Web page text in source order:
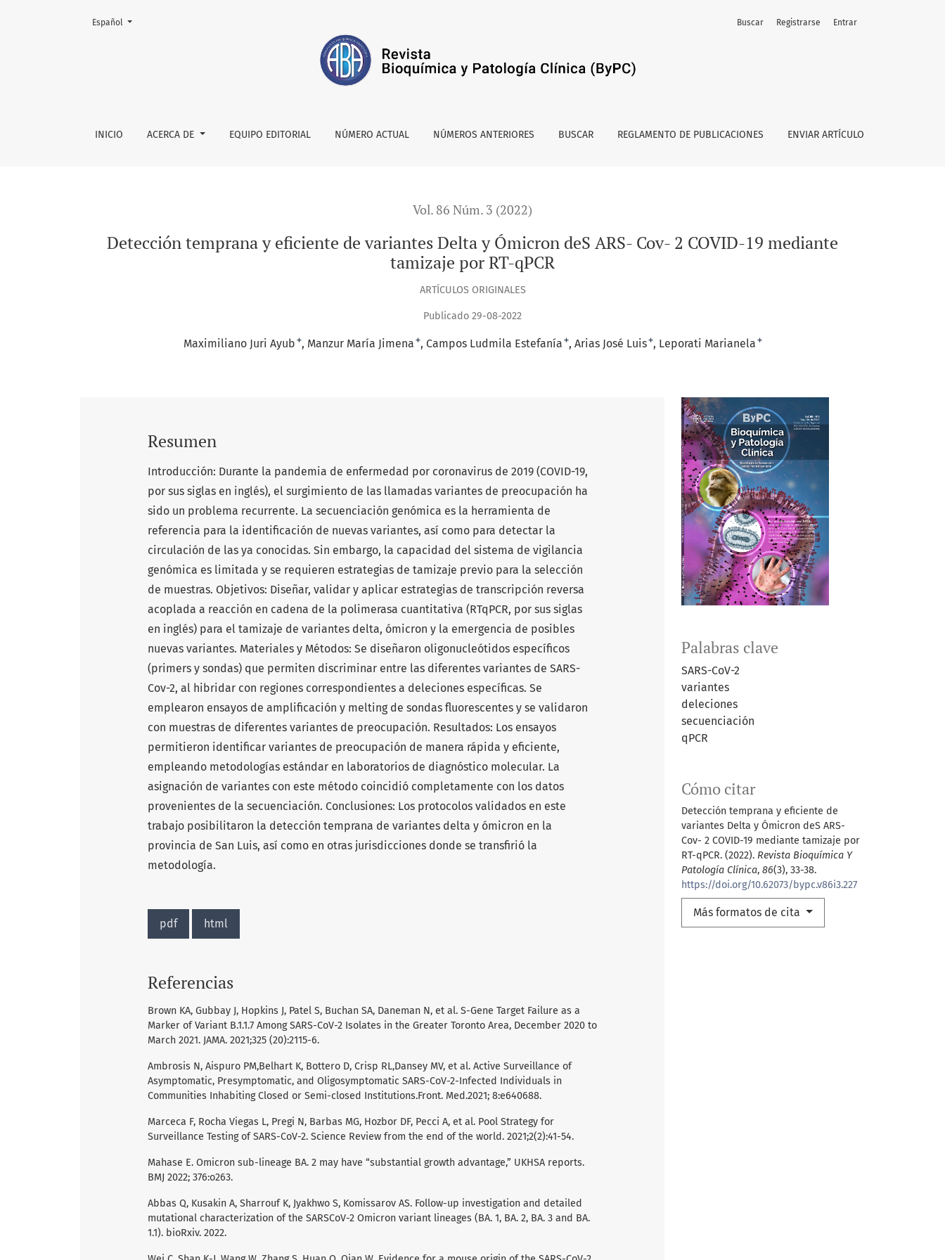
Detección temprana y eficiente de variantes Delta y Ómicron deS ARS- Cov- 2 COVID-19 mediante tamizaje por RT-qPCR
INICIO ACERCA DE EQUIPO EDITORIAL NÚMERO ACTUAL NÚMEROS ANTERIORES BUSCAR REGLAMENTO DE PUBLICACIONES ENVIAR ARTÍCULO
Buscar Registrarse Entrar
Cambiar el idioma. El actual es:
Español
Vol. 86 Núm. 3 (2022)
Detección temprana y eficiente de variantes Delta y Ómicron deS ARS- Cov- 2 COVID-19 mediante
tamizaje por RT-qPCR
ARTÍCULOS ORIGINALES
Publicado 29-08-2022
Maximiliano Juri Ayub + Manzur María Jimena + Campos Ludmila Estefanía + Arias José Luis+ Leporati Marianela +
Palabras clave
SARS-CoV-2
variantes
deleciones
secuenciación
qPCR
Cómo citar
Detección temprana y eficiente de
variantes Delta y Ómicron deS ARS-
Cov- 2 COVID-19 mediante tamizaje por
RT-qPCR. (2022). Revista Bioquímica Y
Patología Clínica, 86(3), 33-38.
https://doi.org/10.62073/bypc.v86i3.227
Más formatos de cita
Resumen
Introducción: Durante la pandemia de enfermedad por coronavirus de 2019 (COVID-19,
por sus siglas en inglés), el surgimiento de las llamadas variantes de preocupación ha
sido un problema recurrente. La secuenciación genómica es la herramienta de
referencia para la identificación de nuevas variantes, así como para detectar la
circulación de las ya conocidas. Sin embargo, la capacidad del sistema de vigilancia
genómica es limitada y se requieren estrategias de tamizaje previo para la selección
de muestras. Objetivos: Diseñar, validar y aplicar estrategias de transcripción reversa
acoplada a reacción en cadena de la polimerasa cuantitativa (RTqPCR, por sus siglas
en inglés) para el tamizaje de variantes delta, ómicron y la emergencia de posibles
nuevas variantes. Materiales y Métodos: Se diseñaron oligonucleótidos específicos
(primers y sondas) que permiten discriminar entre las diferentes variantes de SARS-
Cov-2, al hibridar con regiones correspondientes a deleciones específicas. Se
emplearon ensayos de amplificación y melting de sondas fluorescentes y se validaron
con muestras de diferentes variantes de preocupación. Resultados: Los ensayos
permitieron identificar variantes de preocupación de manera rápida y eficiente,
empleando metodologías estándar en laboratorios de diagnóstico molecular. La
asignación de variantes con este método coincidió completamente con los datos
provenientes de la secuenciación. Conclusiones: Los protocolos validados en este
trabajo posibilitaron la detección temprana de variantes delta y ómicron en la
provincia de San Luis, así como en otras jurisdicciones donde se transfirió la
metodología.
pdf html
Referencias
Brown KA, Gubbay J, Hopkins J, Patel S, Buchan SA, Daneman N, et al. S-Gene Target Failure as a
Marker of Variant B.1.1.7 Among SARS-CoV-2 Isolates in the Greater Toronto Area, December 2020 to
March 2021. JAMA. 2021;325 (20):2115-6.
Ambrosis N, Aispuro PM,Belhart K, Bottero D, Crisp RL,Dansey MV, et al. Active Surveillance of
Asymptomatic, Presymptomatic, and Oligosymptomatic SARS-CoV-2-Infected Individuals in
Communities Inhabiting Closed or Semi-closed Institutions.Front. Med.2021; 8:e640688.
Marceca F, Rocha Viegas L, Pregi N, Barbas MG, Hozbor DF, Pecci A, et al. Pool Strategy for
Surveillance Testing of SARS-CoV-2. Science Review from the end of the world. 2021;2(2):41-54.
Mahase E. Omicron sub-lineage BA. 2 may have “substantial growth advantage,” UKHSA reports.
BMJ 2022; 376:o263.
Abbas Q, Kusakin A, Sharrouf K, Jyakhwo S, Komissarov AS. Follow-up investigation and detailed
mutational characterization of the SARSCoV-2 Omicron variant lineages (BA. 1, BA. 2, BA. 3 and BA.
1.1). bioRxiv. 2022.